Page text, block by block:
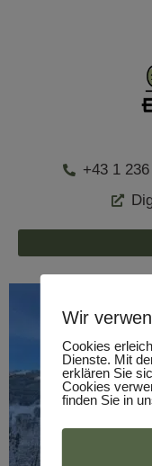
+43 1
Wir
Cookies
Dienste. Mit
erklären Sie
Cookies
finden Sie in